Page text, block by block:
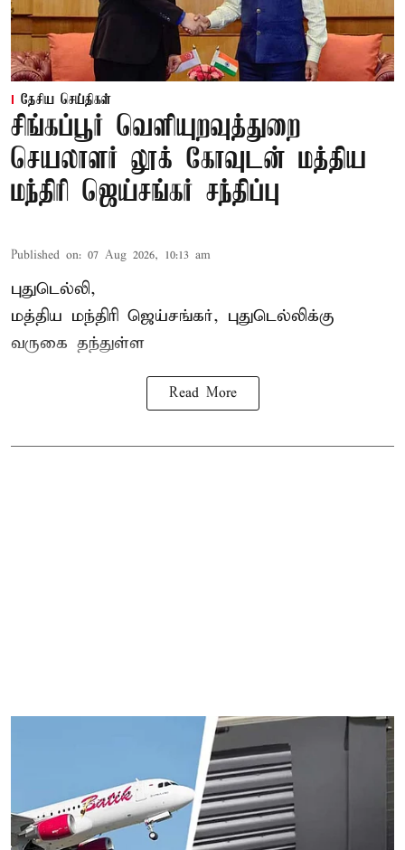
தேசிய செய்திகள்
சிங்கப்பூர் வெளியுறவுத்துறை
செயலாளர் லூக் கோவுடன் மத்திய
மந்திரி ஜெய்சங்கர் சந்திப்பு
Published on: 07 Aug 2026, 10:13 am
புதுடெல்லி,
மத்திய மந்திரி ஜெய்சங்கர், புதுடெல்லிக்கு
வருகை தந்துள்ள
Read More